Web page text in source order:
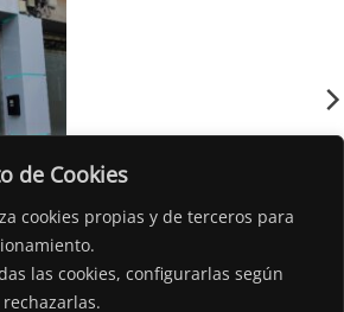
de Cookies
cookies propias y de terceros para
las cookies, configurarlas según